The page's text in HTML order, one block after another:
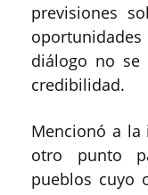
previsiones
diálogo no se
credibilidad.
Mencionó a la
otro punto
pueblos cuyo